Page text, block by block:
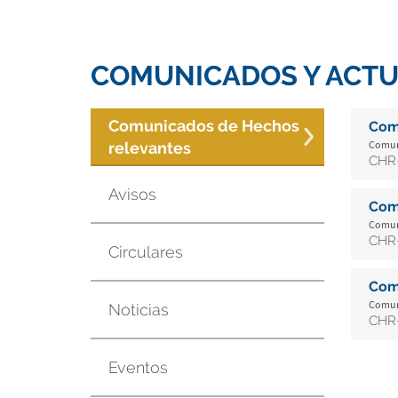
COMUNICADOS Y
Comunicados de Hechos
relevantes
Avisos
Circulares
Noticias
Eventos